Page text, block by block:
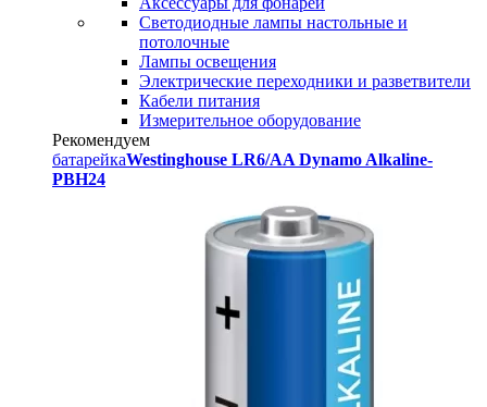
Светодиодные лампы настольные и
потолочные
Лампы освещения
Электрические переходники и разветвители
Кабели питания
Измерительное оборудование
Рекомендуем
батарейкаWestinghouse LR6/AA Dynamo Alkaline-
PBH24